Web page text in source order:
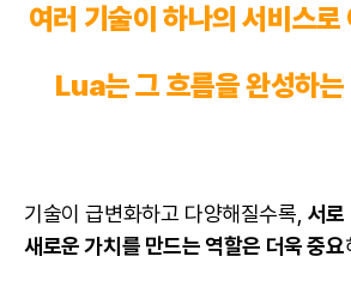
여러 기술이 하나의 서비스
Lua는 그 흐름을 완성하
기술이 급변화하고 다양해질수록, 서로
새로운 가치를 만드는 역할은 더욱 중요